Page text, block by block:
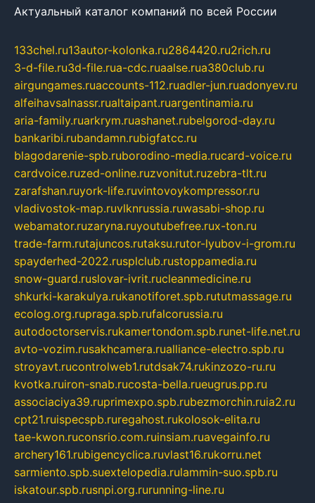
Актуальный каталог компаний по всей России
133chel.ru13autor-kolonka.ru2864420.ru2rich.ru
3-d-file.ru3d-file.rua-cdc.ruaalse.rua380club.ru
airgungames.ruaccounts-112.ruadler-jun.ruadonyev.ru
alfeihavsalnassr.rualtaipant.ruargentinamia.ru
aria-family.ruarkrym.ruashanet.rubelgorod-day.ru
bankaribi.rubandamn.rubigfatcc.ru
blagodarenie-spb.ruborodino-media.rucard-voice.ru
cardvoice.ruzed-online.ruzvonitut.ruzebra-tlt.ru
zarafshan.ruyork-life.ruvintovoykompressor.ru
vladivostok-map.ruvlknrussia.ruwasabi-shop.ru
webamator.ruzaryna.ruyoutubefree.rux-ton.ru
trade-farm.rutajuncos.rutaksu.rutor-lyubov-i-grom.ru
spayderhed-2022.rusplclub.rustoppamedia.ru
snow-guard.ruslovar-ivrit.rucleanmedicine.ru
shkurki-karakulya.rukanotiforet.spb.rututmassage.ru
ecolog.org.rupraga.spb.rufalcorussia.ru
autodoctorservis.rukamertondom.spb.runet-life.net.ru
avto-vozim.rusakhcamera.rualliance-electro.spb.ru
stroyavt.rucontrolweb1.rutdsak74.rukinzozo-ru.ru
kvotka.ruiron-snab.rucosta-bella.rueugrus.pp.ru
associaciya39.ruprimexpo.spb.rubezmorchin.ruia2.ru
cpt21.ruispecspb.ruregahost.rukolosok-elita.ru
tae-kwon.ruconsrio.com.ruinsiam.ruavegainfo.ru
archery161.rubigencyclica.ruvlast16.rukorru.net
sarmiento.spb.suextelopedia.rulammin-suo.spb.ru
iskatour.spb.rusnpi.org.rurunning-line.ru